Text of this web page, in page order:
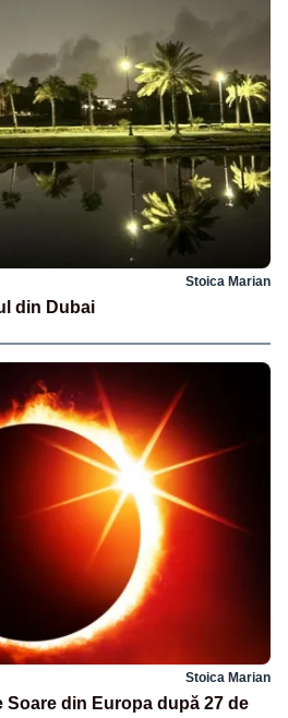
Stoica Marian
din Dubai
Stoica Marian
Soare din Europa după 27 de